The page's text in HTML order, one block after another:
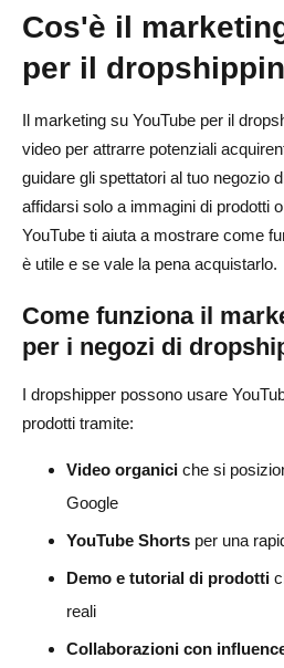
Come ottimizzare i video di
dropshipping
Scrivi titoli video ottimizzati per
Ottimizza le descrizioni dei video
Usa tag, hashtag e capitoli
Crea miniature accattivanti
Aggiungi inviti all'azione efficaci
Come usare gli YouTube Shorts
prodotti
Ogni quanto pubblicare Shorts
Come utilizzare gli annunci
dropshipping
Migliori tipi di annunci YouTube
Cos'è il
per il
Il marketing su YouTube per il
video per attrarre potenziali
guidare gli spettatori al tuo negozio
affidarsi solo a immagini di prodotti
YouTube ti aiuta a mostrare come
è utile e se vale la pena acquistarlo.
Come funziona il
per i negozi di
I dropshipper possono usare
prodotti tramite:
Video organici che si
Google
YouTube Shorts per una
Demo e tutorial di prodotti
reali
Collaborazioni con